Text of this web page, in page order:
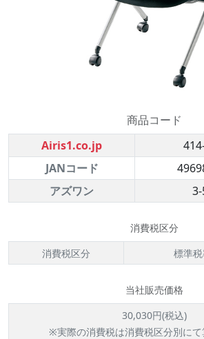
商品コード
Airis1.co.jp
JANコード
アズワン
消費税区分
消費税区分
標準税
当社販売価格
30,030円(税込)
※実際の消費税は消費税区分別に